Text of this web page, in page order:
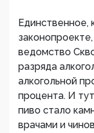
Единственное,
ведомство
разряда
алкогольной
процента. И
пиво стало
врачами и